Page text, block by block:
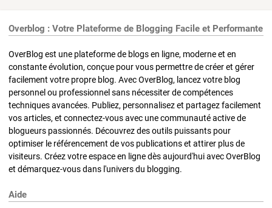
Overblog : Votre Plateforme de Blogging Facile et Performante
OverBlog est une plateforme de blogs en ligne, moderne et en
constante évolution, conçue pour vous permettre de créer et gérer
facilement votre propre blog. Avec OverBlog, lancez votre blog
personnel ou professionnel sans nécessiter de compétences
techniques avancées. Publiez, personnalisez et partagez facilement
vos articles, et connectez-vous avec une communauté active de
blogueurs passionnés. Découvrez des outils puissants pour
optimiser le référencement de vos publications et attirer plus de
visiteurs. Créez votre espace en ligne dès aujourd'hui avec OverBlog
et démarquez-vous dans l'univers du blogging.
Aide